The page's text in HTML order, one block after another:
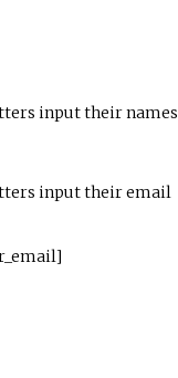
input their
input their email